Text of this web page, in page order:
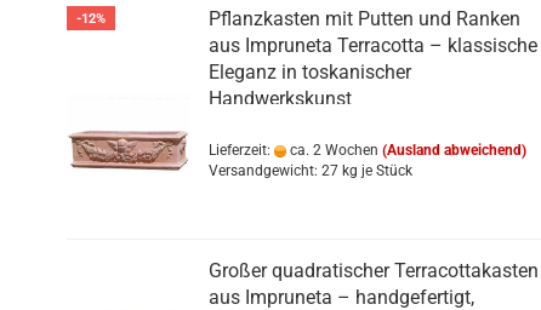
-12%
Pflanzkasten mit Putten und Ranken
aus Impruneta Terracotta – klassische
Eleganz in toskanischer
Handwerkskunst
Lieferzeit: ca. 2 Wochen (Ausland abweichend)
Versandgewicht:27 kg je Stück
Großer quadratischer Terracottakasten
aus Impruneta – handgefertigt,